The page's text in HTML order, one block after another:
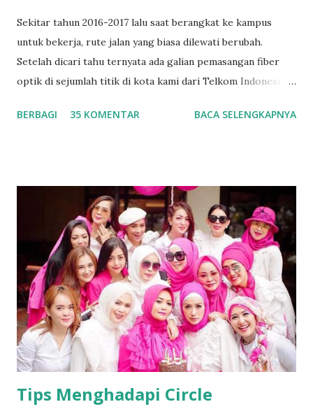
Sekitar tahun 2016-2017 lalu saat berangkat ke kampus
untuk bekerja, rute jalan yang biasa dilewati berubah.
Setelah dicari tahu ternyata ada galian pemasangan fiber
optik di sejumlah titik di kota kami dari Telkom Indonesia .
kegiatan ini. Mengingat kebutuhan terhadap teknologi fiber
Optik Apa itu fiber optik? Fiber optik atau serat optik
adalah saluran transmisi atau sejenis kabel yang terbuat dari
kaca atau plastik yang sangat halus dan lebih kecil dari
sehelai rambut, dan dapat digunakan untuk mentransmisikan
sinyal cahaya dari suatu tempat ke tempat lain. Sumber
cahaya yang digunakan biasanya adalah laser atau LED.
Dikutip dari media teknologi Pricebook, fiber optik (serat
optik) adalah sebuah teknologi yang memungkinkan kita
untuk menikmati layanan interne...
BERBAGI 35 KOMENTAR BACA SELENGKAPNYA
Tips Menghadapi Circle